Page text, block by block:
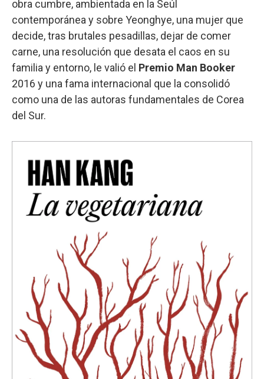
obra cumbre, ambientada en la Seúl
contemporánea y sobre Yeonghye, una mujer que
decide, tras brutales pesadillas, dejar de comer
carne, una resolución que desata el caos en su
familia y entorno, le valió el Premio Man Booker
2016 y una fama internacional que la consolidó
como una de las autoras fundamentales de Corea
del Sur.